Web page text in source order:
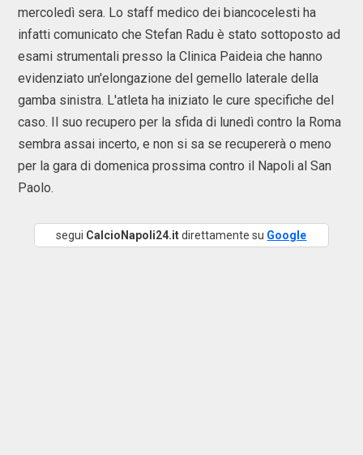
mercoledì sera. Lo staff medico dei biancocelesti ha
infatti comunicato che Stefan Radu è stato sottoposto ad
esami strumentali presso la Clinica Paideia che hanno
evidenziato un'elongazione del gemello laterale della
gamba sinistra. L'atleta ha iniziato le cure specifiche del
caso. Il suo recupero per la sfida di lunedì contro la Roma
sembra assai incerto, e non si sa se recupererà o meno
per la gara di domenica prossima contro il Napoli al San
Paolo.
segui CalcioNapoli24.itdirettamente su Google